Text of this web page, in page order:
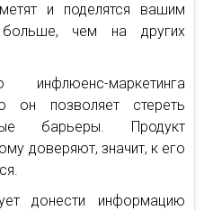
и поделятся вашим
больше, чем на других
инфлюенс-маркетинга
он позволяет стереть
барьеры. Продукт
доверяют, значит, к его
донести информацию